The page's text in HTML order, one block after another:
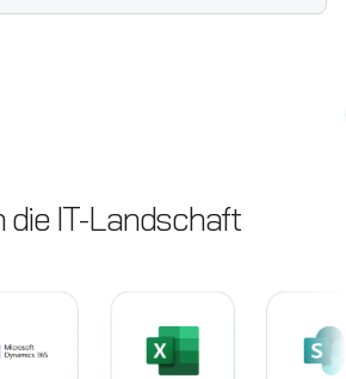
IT-Landschaft